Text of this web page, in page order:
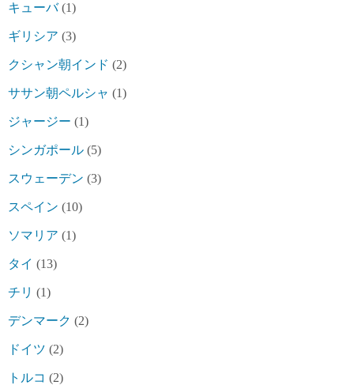
キューバ(1)
ギリシア (3)
クシャン朝インド (2)
ササン朝ペルシャ (1)
ジャージー (1)
シンガポール (5)
スウェーデン (3)
スペイン (10)
ソマリア (1)
タイ (13)
チリ (1)
デンマーク (2)
ドイツ (2)
トルコ (2)